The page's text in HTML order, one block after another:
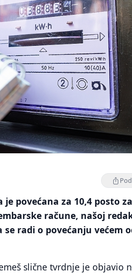
povećana za 10,4 posto za
račune, našoj
radi o povećanju većem
slične tvrdnje je objavio